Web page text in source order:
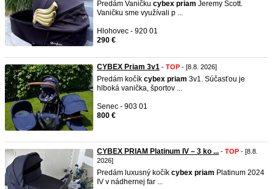
Predám Vaničku cybex priam Jeremy Scott.
Vaničku sme využívali p ...
Hlohovec - 920 01
290 €
CYBEX Priam 3v1 - TOP - [8.8. 2026]
Predám kočík cybex priam 3v1. Súčasťou je
hlboká vanička, športov ...
Senec - 903 01
800 €
CYBEX PRIAM Platinum IV – 3 ko ... - TOP - [8.8.
2026]
Predám luxusný kočík cybex priam Platinum 2024
IV v nádhernej far ...